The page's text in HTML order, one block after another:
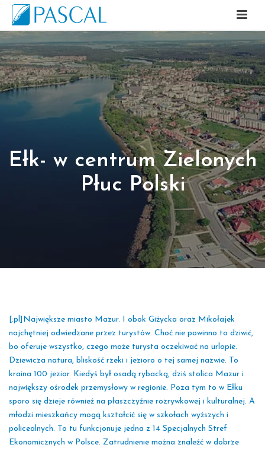
Ełk- w centrum Zielonych
Płuc Polski
[:pl]Największe miasto Mazur. I obok Giżycka oraz Mikołajek
najchętniej odwiedzane przez turystów. Choć nie powinno to dziwić,
bo oferuje wszystko, czego może turysta oczekiwać na urlopie.
Dziewicza natura, bliskość rzeki i jezioro o tej samej nazwie. To
kraina 100 jezior. Kiedyś był osadą rybacką, dziś stolica Mazur i
największy ośrodek przemysłowy w regionie. Poza tym to w Ełku
sporo się dzieje również na płaszczyźnie rozrywkowej i kulturalnej. A
młodzi mieszkańcy mogą kształcić się w szkołach wyższych i
policealnych. To tu funkcjonuje jedna z 14 Specjalnych Stref
Ekonomicznych w Polsce. Zatrudnienie można znaleźć w dobrze